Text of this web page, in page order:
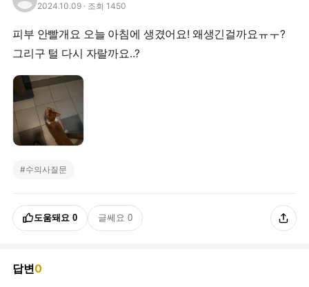
2024.10.09 · 조회 1450
피부 안빨개요 오늘 아침에 생겼어요! 왜생긴걸까요ㅠㅜ?
그리구 털 다시 자랄까요..?
#수의사질문
도움돼요 0 글쎄요 0
답변0